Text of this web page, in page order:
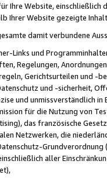
Ihre Website,
Ihrer Website gezeigte
damit verbundene
Links und
Regelungen,
Gerichtsurteilen und -
und -sicherheit,
und unmissverständlich
für die Nutzung von
das französische
Netzwerken, die
aller